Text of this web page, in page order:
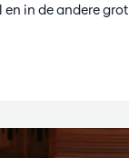
in de andere